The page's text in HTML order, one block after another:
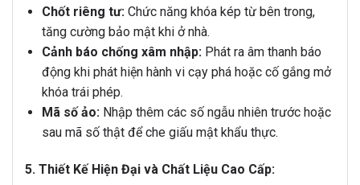
Chốt riêng tư:Chức năng khóa kép từ bên trong,
tăng cường bảo mật khi ở nhà.
Cảnh báo chống xâm nhập:Phát ra âm thanh báo
động khi phát hiện hành vi cạy phá hoặc cố gắng mở
khóa trái phép.
Mã số ảo:Nhập thêm các số ngẫu nhiên trước hoặc
sau mã số thật để che giấu mật khẩu thực.
5. Thiết Kế Hiện Đại và Chất Liệu Cao Cấp: